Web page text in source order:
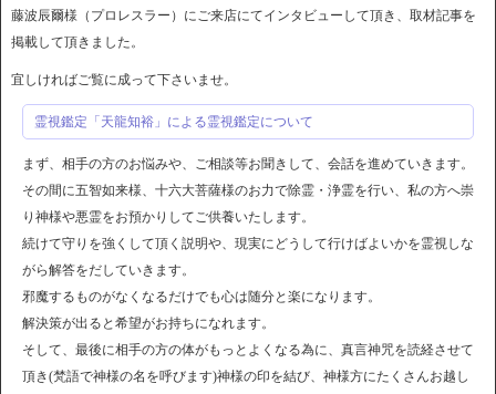
藤波辰爾様（プロレスラー）にご来店にてインタビューして頂き、取材記事を
掲載して頂きました。
宜しければご覧に成って下さいませ。
霊視鑑定「天龍知裕」による霊視鑑定について
まず、相手の方のお悩みや、ご相談等お聞きして、会話を進めていきます。
その間に五智如来様、十六大菩薩様のお力で除霊・浄霊を行い、私の方へ崇
り神様や悪霊をお預かりしてご供養いたします。
続けて守りを強くして頂く説明や、現実にどうして行けばよいかを霊視しな
がら解答をだしていきます。
邪魔するものがなくなるだけでも心は随分と楽になります。
解決策が出ると希望がお持ちになれます。
そして、最後に相手の方の体がもっとよくなる為に、真言神咒を読経させて
頂き(梵語で神様の名を呼びます)神様の印を結び、神様方にたくさんお越し